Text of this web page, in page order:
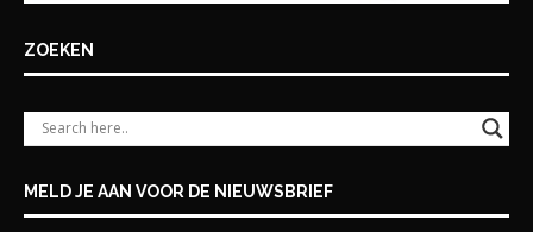
ZOEKEN
MELD JE AAN VOOR DE NIEUWSBRIEF